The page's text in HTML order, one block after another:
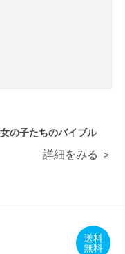
の子たちのバイブル
詳細をみる ＞
送料
無料